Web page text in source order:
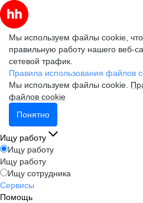
Мы используем файлы cookie,
правильную работу нашего веб-
сетевой трафик.
Правила использования файлов
Мы используем файлы cookie.
файлов cookie
Понятно
Ищу работу
Ищу работу
Ищу работу
Ищу сотрудника
Сервисы
Помощь